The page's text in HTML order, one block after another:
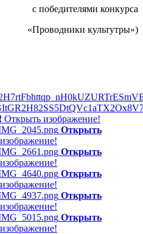
с победителями конкурса
«Проводники культутры»)
Открыть изображение!
Открыть
Открыть
Открыть
Открыть
Открыть